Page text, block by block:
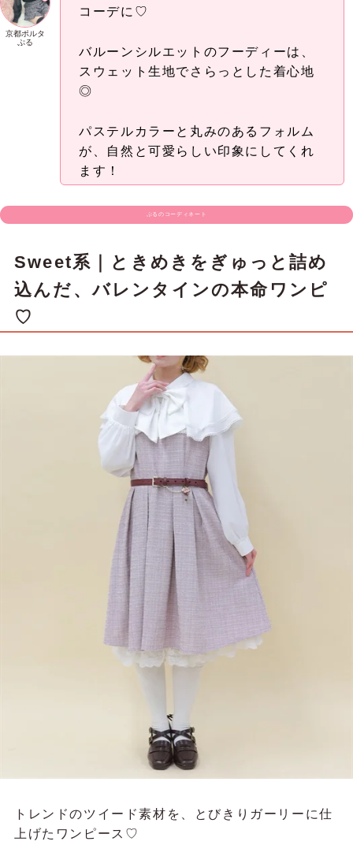
京都ポルタ
ぷる
コーデに♡
バルーンシルエットのフーディーは、
スウェット生地でさらっとした着心地
◎
パステルカラーと丸みのあるフォルム
が、自然と可愛らしい印象にしてくれ
ます！
ぷるのコーディネート
Sweet系｜ときめきをぎゅっと詰め
込んだ、バレンタインの本命ワンピ
♡
トレンドのツイード素材を、とびきりガーリーに仕
上げたワンピース♡